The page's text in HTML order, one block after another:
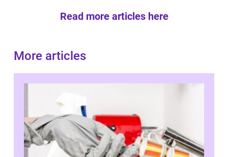
Read more articles here
More articles